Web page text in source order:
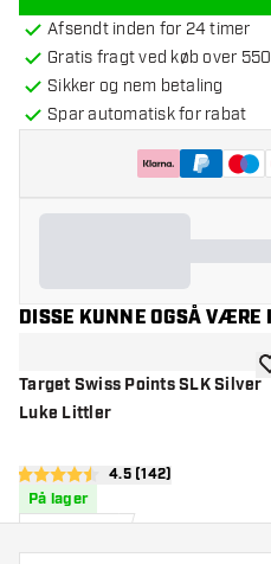
Afsendt inden for 24 timer
Gratis fragt ved køb over
Sikker og nem betaling
Spar automatisk for rabat
DISSE KUNNE OGSÅ VÆRE
Target Swiss Points SLK Silver
Luke Littler
åbn
4.5 bedømmelsesstjerner
4.5 (142)
På lager